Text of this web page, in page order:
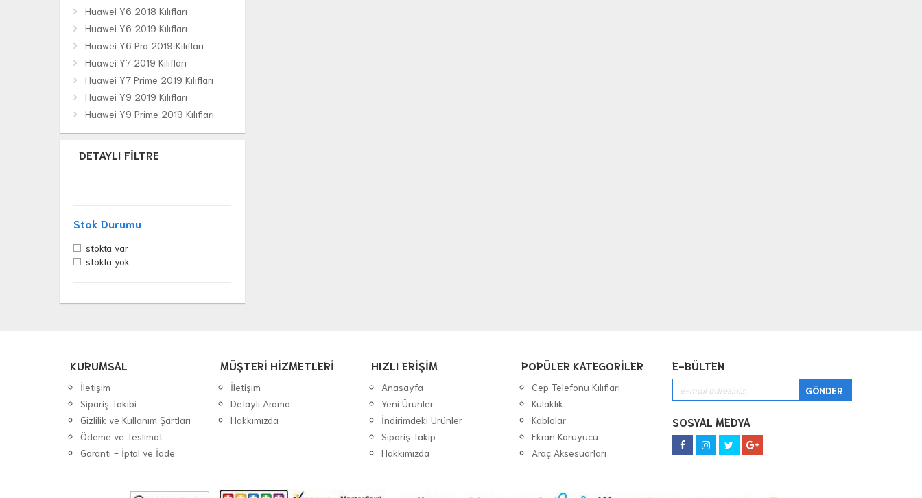
Huawei Y6 2018 Kılıfları
Huawei Y6 2019 Kılıfları
Huawei Y6 Pro 2019 Kılıfları
Huawei Y7 2019 Kılıfları
Huawei Y7 Prime 2019 Kılıfları
Huawei Y9 2019 Kılıfları
Huawei Y9 Prime 2019 Kılıfları
DETAYLI FILTRE
Stok Durumu
stokta var
stokta yok
KURUMSAL
İletişim
Sipariş Takibi
Gizlilik ve Kullanım Şartları
Ödeme ve Teslimat
Garanti - İptal ve İade
MÜŞTERİ HİZMETLERİ
İletişim
Detaylı Arama
Hakkımızda
HIZLI ERİŞİM
Anasayfa
Yeni Ürünler
İndirimdeki Ürünler
Sipariş Takip
Hakkımızda
POPÜLER KATEGORİLER
Cep Telefonu Kılıfları
Kulaklık
Kablolar
Ekran Koruyucu
Araç Aksesuarları
E-BÜLTEN
SOSYAL MEDYA